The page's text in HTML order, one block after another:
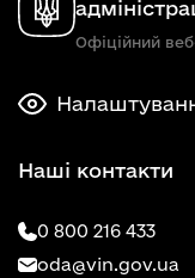
Офіційний
Наші контакти
0 800 216 433
oda@vin.gov.ua